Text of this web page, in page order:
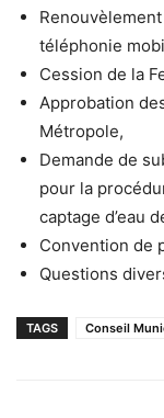
téléphonie
Cession de la
Approbation
Métropole,
Demande de
pour la
captage d’eau
Convention de
Questions
TAGS Conseil